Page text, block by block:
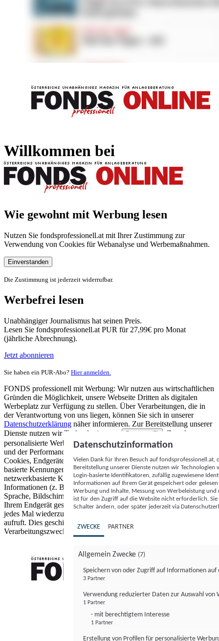
Willkommen bei
Wie gewohnt mit Werbung lesen
Nutzen Sie fondsprofessionell.at mit Ihrer Zustimmung zur
Verwendung von Cookies für Webanalyse und Werbemaßnahmen.
Einverstanden
Die Zustimmung ist jederzeit widerrufbar.
Werbefrei lesen
Unabhängiger Journalismus hat seinen Preis.
Lesen Sie fondsprofessionell.at PUR für 27,99€ pro Monat
(jährliche Abrechnung).
Jetzt abonnieren
Sie haben ein PUR-Abo? Hier anmelden.
FONDS professionell mit Werbung: Wir nutzen aus wirtschaftlichen
Gründen die Möglichkeit, unsere Webseite Dritten als digitalen
Werbeplatz zur Verfügung zu stellen. Über Verarbeitungen, die in
der Verantwortung von uns liegen, können Sie sich in unserer
Datenschutzerklärung näher informieren. Zur Bereitstellung unserer
Dienste nutzen wir Technologien von
Partnern (5)
. Zwecke:
personalisierte Werbung und Inhalte, Messung von Werbeleistung
und der Performance von Inhalten sowie Zielgruppenforschung.
Cookies, Endgeräte- oder ähnliche Online-Kennungen (z. B. login-
basierte Kennungen, zufällig generierte Kennungen,
netzwerkbasierte Kennungen) können zusammen mit anderen
Informationen (z. B. Browsertyp und Browserinformationen,
Sprache, Bildschirmgröße, unterstützte Technologien usw.) auf
Ihrem Endgerät gespeichert oder von dort ausgelesen werden, um es
jedes Mal wiederzuerkennen, wenn es eine App oder einer Webseite
aufruft. Dies geschieht für einen oder mehrere der hier aufgeführten
Verarbeitungszwecke.
Datenschutzinformation
Vielen Dank für Ihren Besuch auf
Bereitstellung unserer Dienste nutzen wir Technologien
Login-basierte Identifikatoren, zufällig zugewiesene
Informationen auf Ihrem Gerät gespeichert oder
Werbung und Inhalte, Messung von Werbeleistung
ist für den Zugriff auf die Website nicht erforderlich.
Schalter ändern, oder später jederzeit via
ZWECKE PARTNER
Allgemein Zwecke (7)
Speichern von oder Zugriff auf Informationen auf
3 Partner
Verwendung reduzierter Daten zur Auswahl von
1 Partner
- mit berechtigtem Interesse
1 Partner
Erstellung von Profilen für personalisierte
FONDS professionell